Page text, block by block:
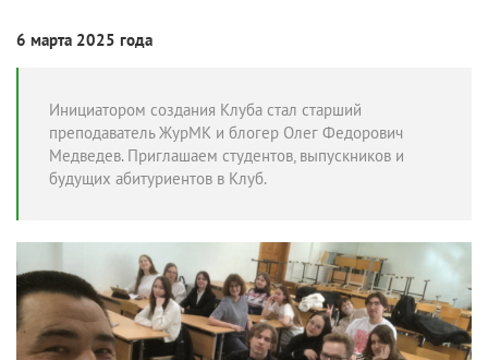
6 марта 2025 года
Инициатором создания Клуба стал старший
преподаватель ЖурМК и блогер Олег Федорович
Медведев. Приглашаем студентов, выпускников и
будущих абитуриентов в Клуб.